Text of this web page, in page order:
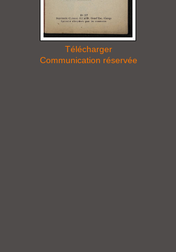
Télécharger
Communication réservée